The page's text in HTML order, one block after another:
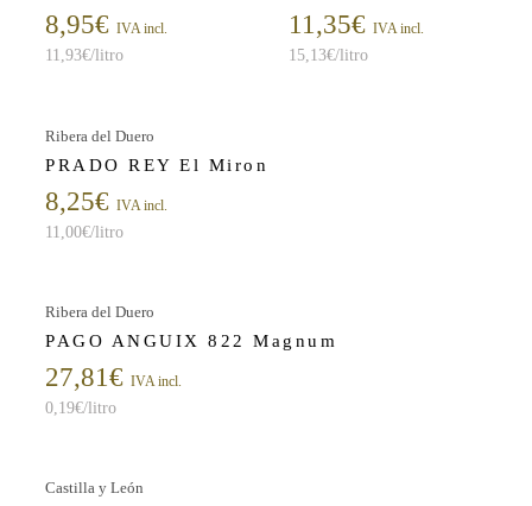
8,95€ IVA incl.
11,93€/litro
11,35€ IVA incl.
15,13€/litro
Ribera del Duero
PRADO REY El Miron
8,25€ IVA incl.
11,00€/litro
Ribera del Duero
PAGO ANGUIX 822 Magnum
27,81 € IVA incl.
0,19€/litro
Castilla y León